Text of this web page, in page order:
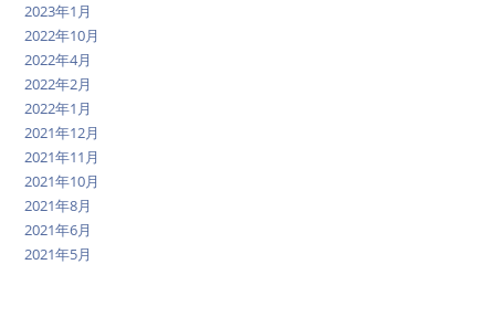
2023年1月
2022年10月
2022年4月
2022年2月
2022年1月
2021年12月
2021年11月
2021年10月
2021年8月
2021年6月
2021年5月